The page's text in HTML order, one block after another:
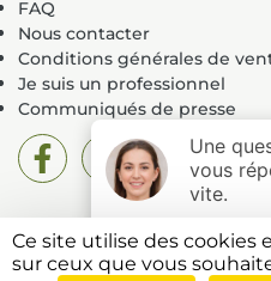
Ce site utilise des cookies
sur ceux que vous
FAQ
Nous contacter
Conditions générales de
Je suis un professionnel
Communiqués de presse
Mentions légales
Politique de confidentialité